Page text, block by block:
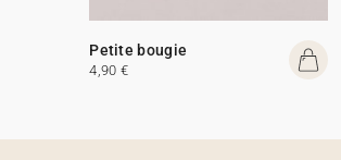
Petite bougie
4,90 €